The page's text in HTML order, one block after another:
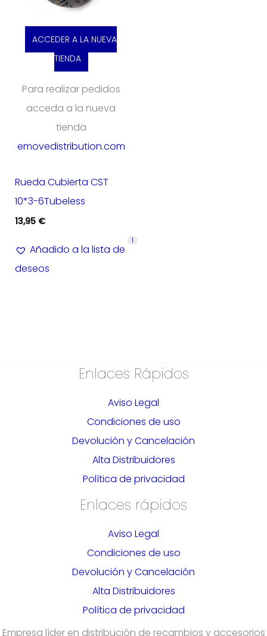
ACCEDER A LA NUEVA
TIENDA
Para realizar pedidos
acceda a la nueva
tienda
emovedistribution.com
Rueda Cubierta CST
10*3-6Tubeless
13,95 €
Añadido a la lista de
deseos
1
Enlaces Rápidos
Aviso Legal
Condiciones de uso
Devolución y Cancelación
Alta Distribuidores
Política de privacidad
Enlaces rápidos
Aviso Legal
Condiciones de uso
Devolución y Cancelación
Alta Distribuidores
Política de privacidad
Empresa líder en distribución de recambios y accesorios